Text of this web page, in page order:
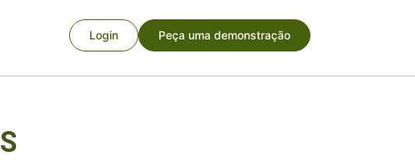
Login Peça uma demonstração